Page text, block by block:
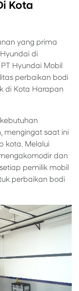
Kota
yang prima
di
Hyundai Mobil
perbaikan bodi
di Kota Harapan
mengingat saat ini
kota. Melalui
dan
pemilik mobil
perbaikan bodi